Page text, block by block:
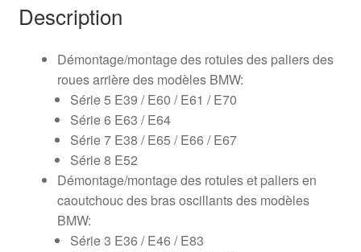
Description
Démontage/montage des rotules des paliers des
roues arrière des modèles BMW:
Série 5 E39 / E60 / E61 / E70
Série 6 E63 / E64
Série 7 E38 / E65 / E66 / E67
Série 8 E52
Démontage/montage des rotules et paliers en
caoutchouc des bras oscillants des modèles
BMW:
Série 3 E36 / E46 / E83